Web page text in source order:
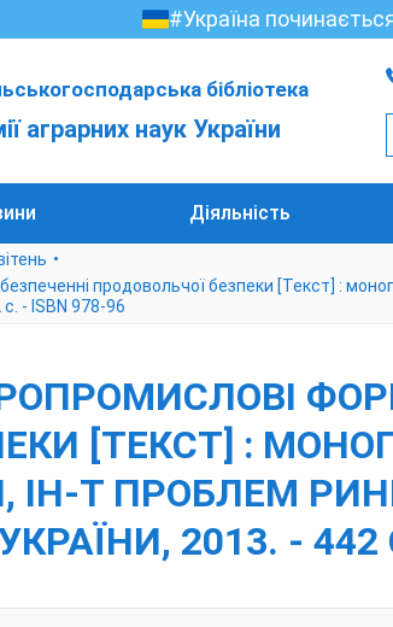
#Україна
бібліотека
аграрних наук України
Діяльність
продовольчої безпеки [Текст] :
- ISBN 978-96
[ТЕКСТ] :
ІН-Т ПРОБЛЕМ
2013. - 442